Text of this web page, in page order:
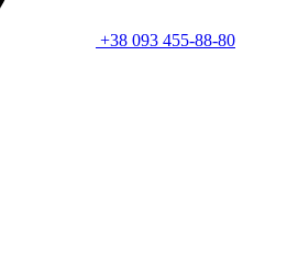
+38 093 455-88-80